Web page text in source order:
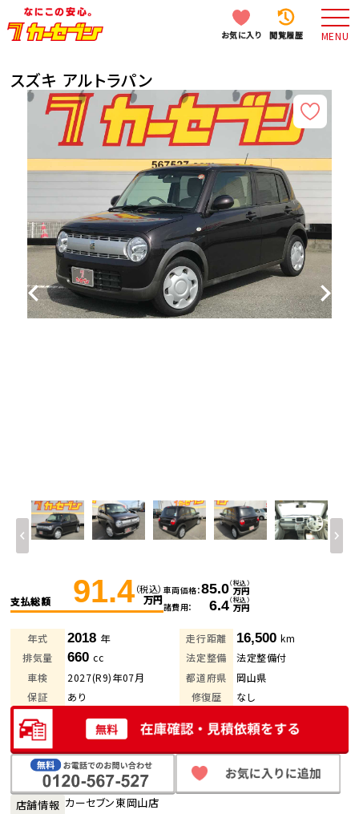
お気に入り 閲覧履歴 MENU
スズキ アルトラパン
支払総額 91.4 （税込）
万円
車両価格 85.0（税込）
万円
諸費用
6.4（税込）
万円
年式 2018 年 走行距離 16,500 km
排気量
660cc 法定整備
法定整備付
車検
2027(R9)年07月 都道府県
岡山県
保証
あり 修復歴 なし
店舗情報 カーセブン東岡山店